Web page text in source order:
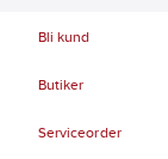
Bli kund
Butiker
Serviceorder